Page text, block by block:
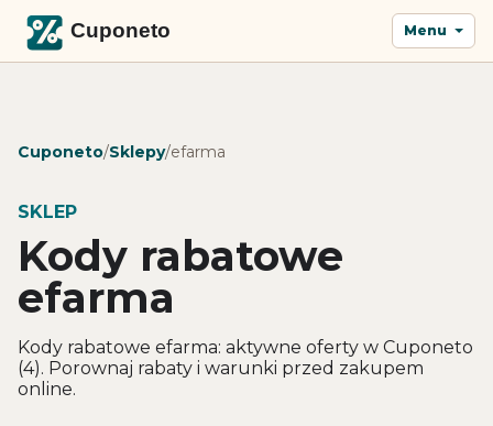
Menu
Cuponeto/Sklepy/efarma
SKLEP
Kody rabatowe
efarma
Kody rabatowe efarma: aktywne oferty w Cuponeto
(4). Porownaj rabaty i warunki przed zakupem
online.